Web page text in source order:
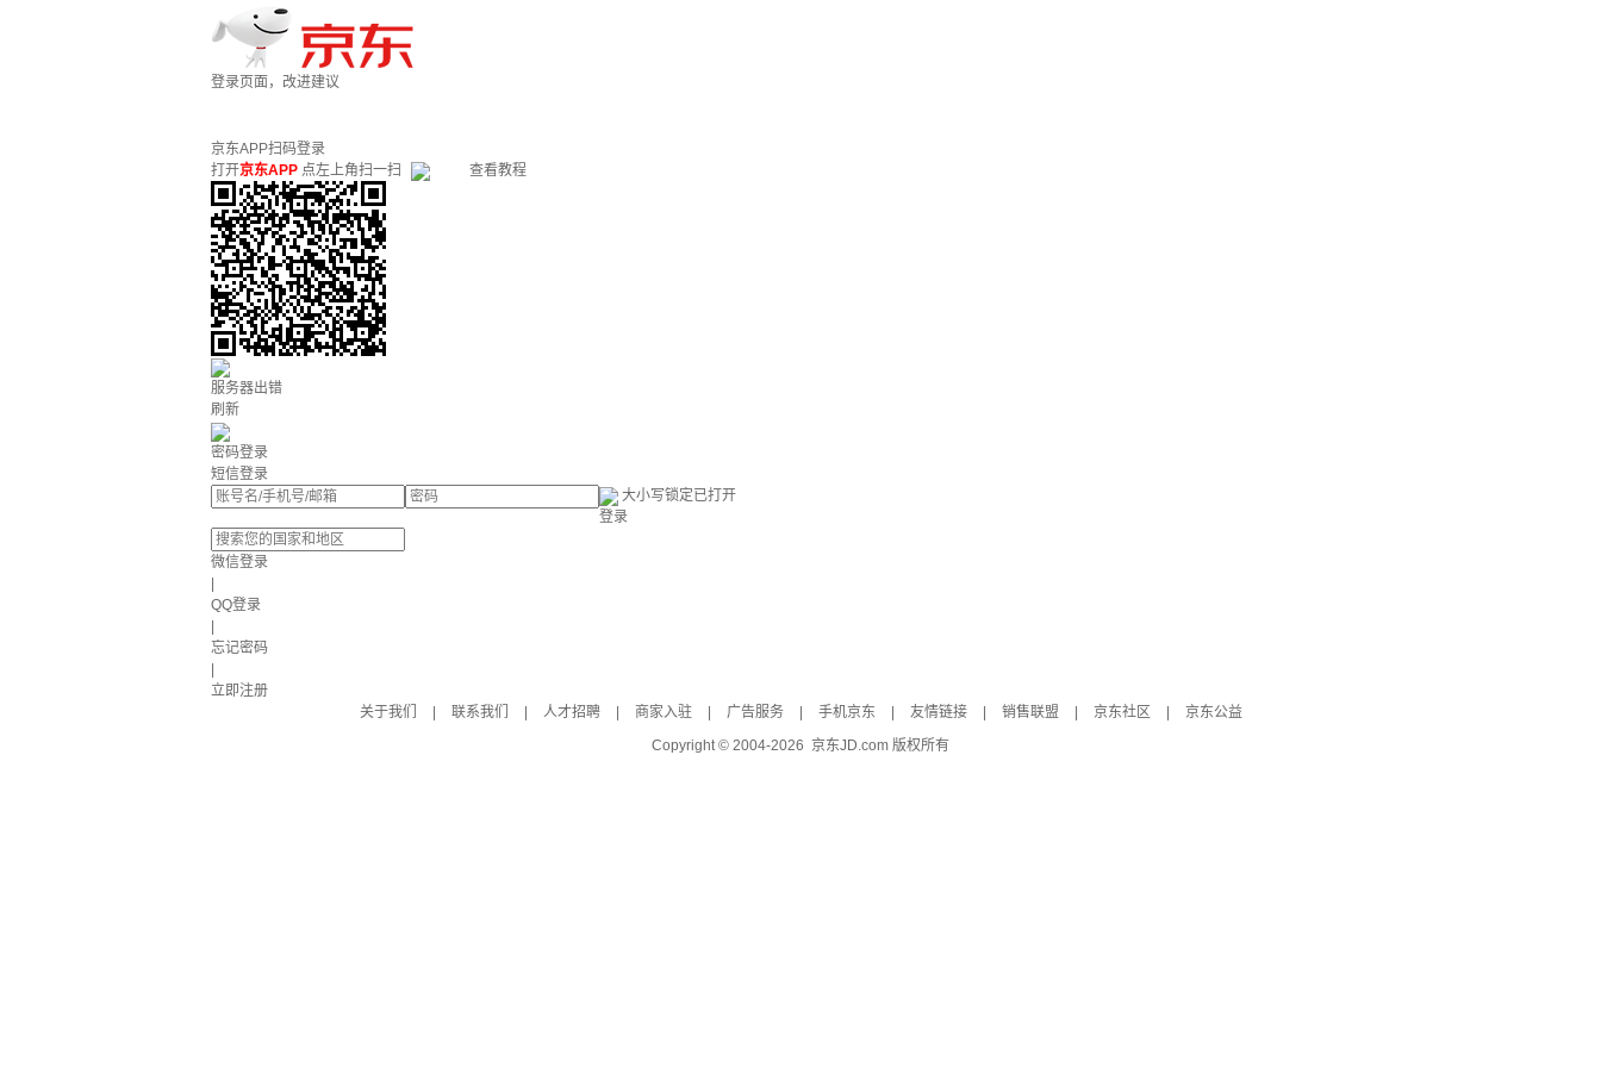
登录页面，改进建议
京东APP扫码登录
打开京东APP 点左上角扫一扫 查看教程
服务器出错
刷新
密码登录
短信登录
大小写锁定已打开
登录
微信登录
QQ登录
忘记密码
立即注册
关于我们
联系我们 人才招聘 商家入驻 广告服务 手机京东 友情链接 销售联盟 京东社区
京东公益
Copyright © 2004-2026 京东JD.com 版权所有